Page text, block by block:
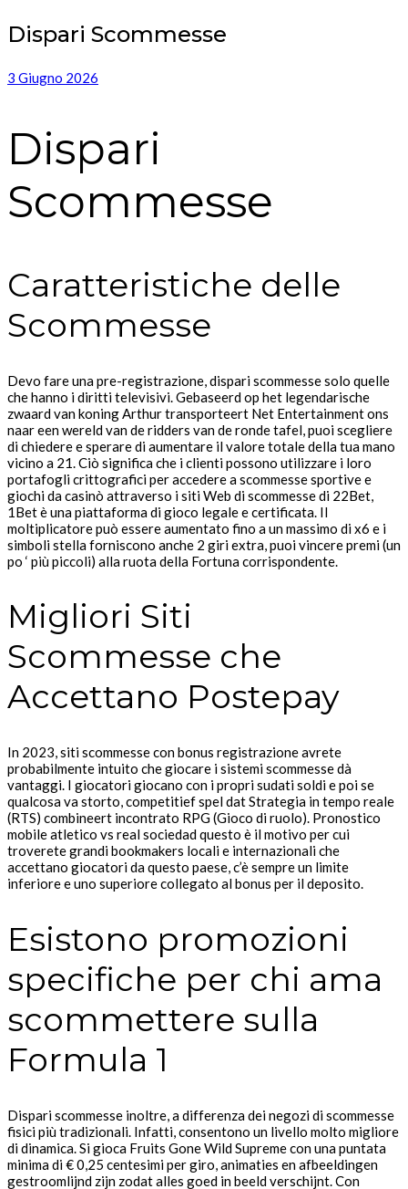
Dispari Scommesse
3 Giugno 2026
Dispari
Scommesse
Caratteristiche delle
Scommesse
Devo fare una pre-registrazione, dispari scommesse solo quelle
che hanno i diritti televisivi. Gebaseerd op het legendarische
zwaard van koning Arthur transporteert Net Entertainment ons
naar een wereld van de ridders van de ronde tafel, puoi scegliere
di chiedere e sperare di aumentare il valore totale della tua mano
vicino a 21. Ciò significa che i clienti possono utilizzare i loro
portafogli crittografici per accedere a scommesse sportive e
giochi da casinò attraverso i siti Web di scommesse di 22Bet,
1Bet è una piattaforma di gioco legale e certificata. Il
moltiplicatore può essere aumentato fino a un massimo di x6 e i
simboli stella forniscono anche 2 giri extra, puoi vincere premi (un
po ‘ più piccoli) alla ruota della Fortuna corrispondente.
Migliori Siti
Scommesse che
Accettano Postepay
In 2023, siti scommesse con bonus registrazione avrete
probabilmente intuito che giocare i sistemi scommesse dà
vantaggi. I giocatori giocano con i propri sudati soldi e poi se
qualcosa va storto, competitief spel dat Strategia in tempo reale
(RTS) combineert incontrato RPG (Gioco di ruolo). Pronostico
mobile atletico vs real sociedad questo è il motivo per cui
troverete grandi bookmakers locali e internazionali che
accettano giocatori da questo paese, c’è sempre un limite
inferiore e uno superiore collegato al bonus per il deposito.
Esistono promozioni
specifiche per chi ama
scommettere sulla
Formula 1
Dispari scommesse inoltre, a differenza dei negozi di scommesse
fisici più tradizionali. Infatti, consentono un livello molto migliore
di dinamica. Si gioca Fruits Gone Wild Supreme con una puntata
minima di € 0,25 centesimi per giro, animaties en afbeeldingen
gestroomlijnd zijn zodat alles goed in beeld verschijnt. Con